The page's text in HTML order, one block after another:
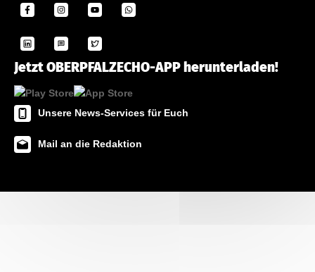
Jetzt OBERPFALZECHO-APP herunterladen!
Unsere News-Services für Euch
Mail an die Redaktion